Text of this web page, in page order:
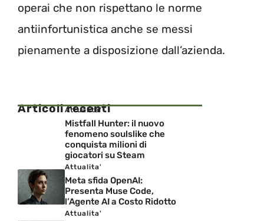
operai che non rispettano le norme
antiinfortunistica anche se messi
pienamente a disposizione dall’azienda.
Articoli recenti
Attualita'
Mistfall Hunter: il nuovo
fenomeno soulslike che
conquista milioni di
giocatori su Steam
Attualita'
Meta sfida OpenAI:
Presenta Muse Code,
l’Agente AI a Costo Ridotto
Attualita'